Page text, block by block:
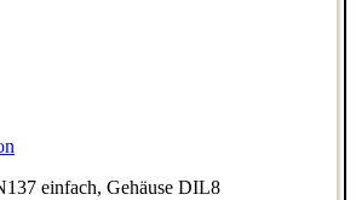
einfach, Gehäuse DIL8